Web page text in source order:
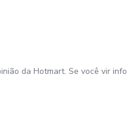
da Hotmart. Se você vir